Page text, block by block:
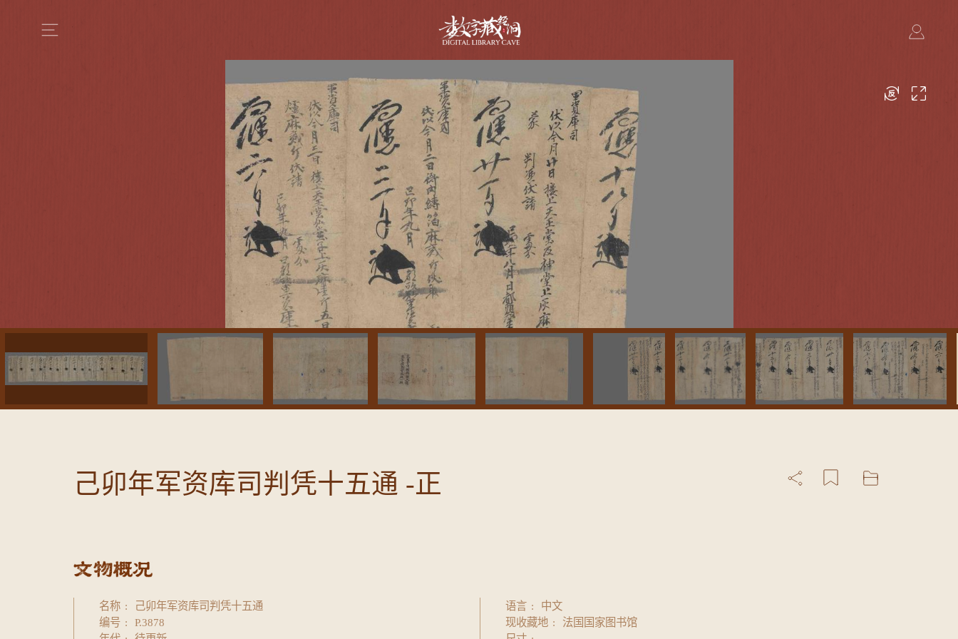
己卯年军资库司判凭十五通 -正
名称
己卯年军资库司判凭十五通
编号
P.3878
语言
中文
现收藏地
法国国家图书馆